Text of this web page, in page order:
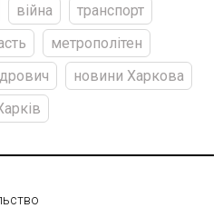
війна
транспорт
метрополітен
новини Харкова